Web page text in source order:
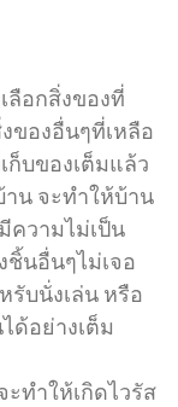
ลือกสิ่งของที่
ของอื่นๆที่เหลือ
ก็บของเต็มแล้ว
าน จะทำให้บ้าน
ความไม่เป็น
ชิ้นอื่นๆไม่เจอ
รับนั่งเล่น หรือ
ด้อย่างเต็ม
ะทำให้เกิดไวรัส